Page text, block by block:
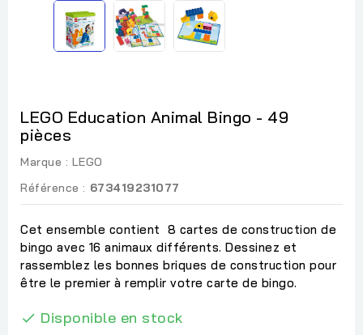
LEGO Education Animal Bingo - 49
pièces
Marque : LEGO
Référence : 673419231077
Cet ensemble contient 8 cartes de construction de
bingo avec 16 animaux différents. Dessinez et
rassemblez les bonnes briques de construction pour
être le premier à remplir votre carte de bingo.
 Disponible en stock